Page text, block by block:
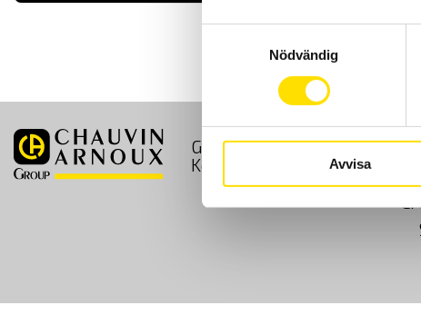
Nödvändig
Avvisa
GDPR Köpvillkor
Kontakt